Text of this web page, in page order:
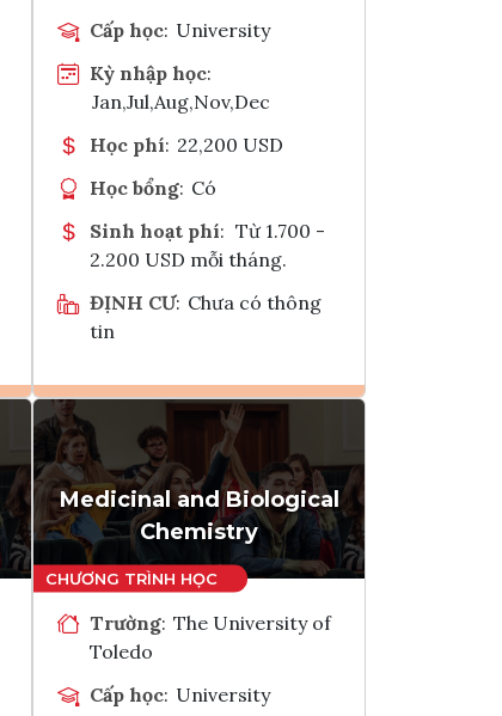
Cấp học: University
Kỳ nhập học:
Jan,Jul,Aug,Nov,Dec
Học phí: 22,200 USD
Học bổng: Có
Sinh hoạt phí: Từ 1.700 -
2.200 USD mỗi tháng.
ĐỊNH CƯ: Chưa có thông
tin
Ghi danh
Tham vấn Interlink
Medicinal and Biological
Chemistry
Trường: The University of
Toledo
Cấp học: University